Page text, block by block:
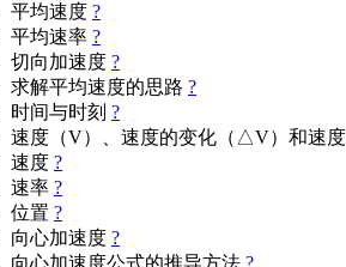
平均速度 ?
平均速率 ?
切向加速度 ?
求解平均速度的思路 ?
时间与时刻 ?
速度（V）、速度的变化（△V）和速
速度 ?
速率 ?
位置 ?
向心加速度 ?